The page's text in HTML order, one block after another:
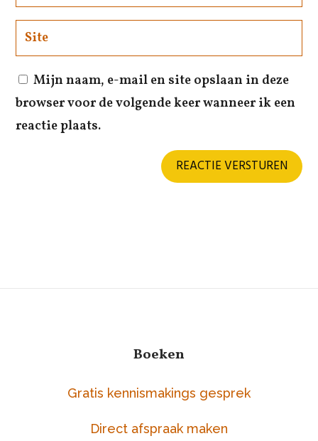
Mijn naam, e-mail en site opslaan in deze
browser voor de volgende keer wanneer ik een
reactie plaats.
REACTIE VERSTUREN
Boeken
Gratis kennismakings gesprek
Direct afspraak maken